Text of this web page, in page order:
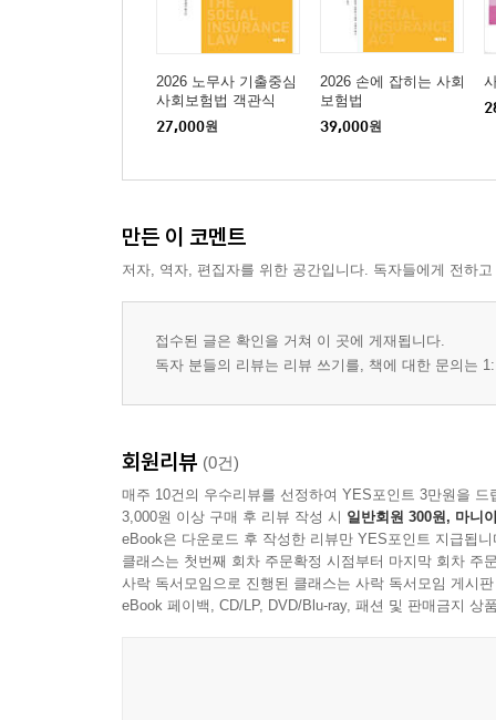
제1장 총칙
제2장 사회보장에 관한 국민의 권리
제3장 사회보장 기본계획과 사회보장위원회
제4장 사회보장정책의 기본방향
제5장 사회보장제도의 운영
제1장 총칙
제2장 가입자
제3장 국민건강보험공단
제4장 보험급여
제5장 건강보험심사평가원
06 국민연금법
제1장 총칙
제2장 국민연금가입자
제4장 급여
제5장 비용 부담 및 연금보험료의 징수 등
2026 노무사 기출중심
사회보험법 객관식
27,000원
2026 손에 잡히는 사회
보험법
39,000원
만든 이 코멘트
저자, 역자, 편집자를 위한 공간입니다. 독자들에게 전하
접수된 글은 확인을 거쳐 이 곳에 게재됩니다.
독자 분들의 리뷰는 리뷰 쓰기를, 책에 대한 문의는
회원리뷰 (0건)
매주 10건의 우수리뷰를 선정하여 YES포인트 3만원을 드
3,000원 이상 구매 후 리뷰 작성 시 일반회원 300원, 마니
eBook은 다운로드 후 작성한 리뷰만 YES포인트 지급됩니
클래스는 첫번째 회차 주문확정 시점부터 마지막 회차 주
사락 독서모임으로 진행된 클래스는 사락 독서모임 게시
eBook 페이백, CD/LP, DVD/Blu-ray, 패션 및 판매금지 상